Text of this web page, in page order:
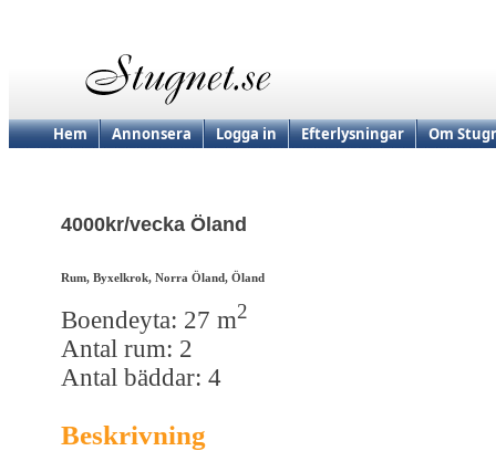
Hem Annonsera Logga in Efterlysningar Om
4000kr/vecka Öland
Rum, Byxelkrok, Norra Öland, Öland
Boendeyta: 27 m2
Antal rum: 2
Antal bäddar: 4
Beskrivning